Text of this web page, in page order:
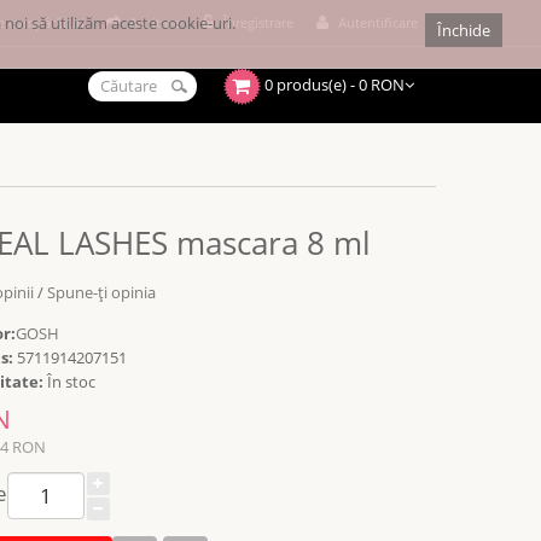
Înregistrare
cumpărături Achitare
0 produs(e) - 0 RON
LASHES mascara 8 ml
/Spune-ţi opinia
GOSH
5711914207151
În stoc
RON
Închide
să utilizăm aceste cookie-uri.